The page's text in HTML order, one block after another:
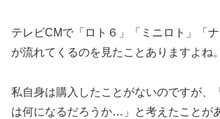
テレビCMで「ロト６」「ミニロト」「
が流れてくるのを見たことありますよね。
私自身は購入したことがないのですが、
は何になるだろうか…」と考えたことが